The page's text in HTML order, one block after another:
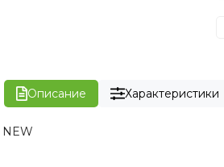
Описание Характеристики